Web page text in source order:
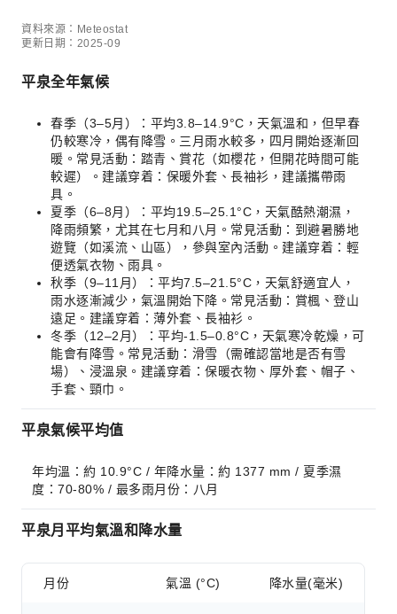
資料來源：Meteostat
更新日期：2025-09
平泉全年氣候
春季（3–5月）：平均3.8–14.9°C，天氣溫和，但早春
仍較寒冷，偶有降雪。三月雨水較多，四月開始逐漸回
暖。常見活動：踏青、賞花（如櫻花，但開花時間可能
較遲）。建議穿着：保暖外套、長袖衫，建議攜帶雨
具。
夏季（6–8月）：平均19.5–25.1°C，天氣酷熱潮濕，
降雨頻繁，尤其在七月和八月。常見活動：到避暑勝地
遊覽（如溪流、山區），參與室內活動。建議穿着：輕
便透氣衣物、雨具。
秋季（9–11月）：平均7.5–21.5°C，天氣舒適宜人，
雨水逐漸減少，氣溫開始下降。常見活動：賞楓、登山
遠足。建議穿着：薄外套、長袖衫。
冬季（12–2月）：平均-1.5–0.8°C，天氣寒冷乾燥，可
能會有降雪。常見活動：滑雪（需確認當地是否有雪
場）、浸溫泉。建議穿着：保暖衣物、厚外套、帽子、
手套、頸巾。
平泉氣候平均值
年均溫：約 10.9°C / 年降水量：約 1377 mm / 夏季濕
度：70-80% / 最多雨月份：八月
平泉月平均氣溫和降水量
月份 氣溫 (°C) 降水量(毫米)